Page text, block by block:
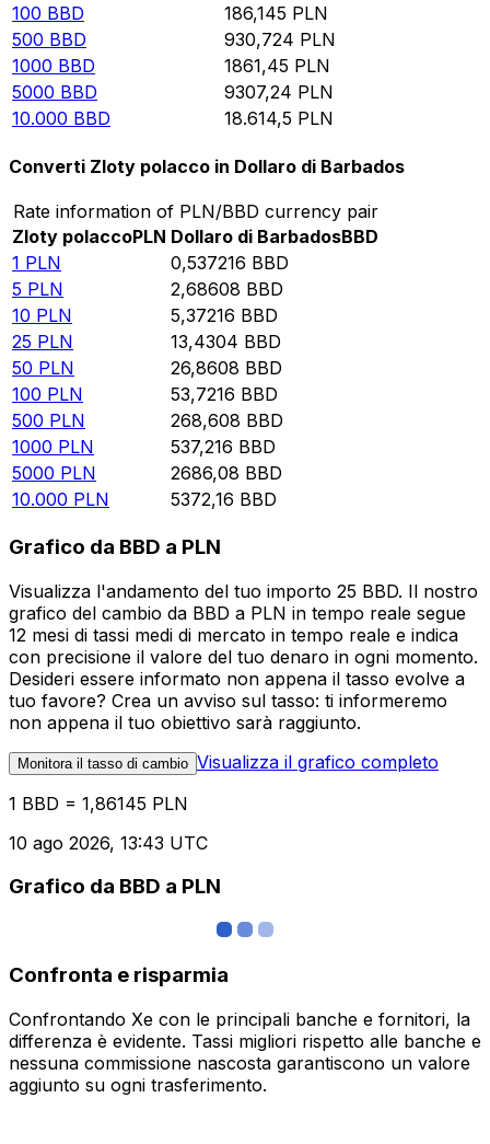
100 BBD 186,145 PLN
500 BBD 930,724 PLN
1000 BBD 1861,45 PLN
5000 BBD 9307,24 PLN
10.000 BBD 18.614,5 PLN
Converti Zloty polacco in Dollaro di Barbados
Rate information of PLN/BBD currency pair
Zloty polaccoPLN Dollaro di BarbadosBBD
1 PLN 0,537216 BBD
5 PLN 2,68608 BBD
10 PLN 5,37216 BBD
25 PLN 13,4304 BBD
50 PLN 26,8608 BBD
100 PLN 53,7216 BBD
500 PLN 268,608 BBD
1000 PLN 537,216 BBD
5000 PLN 2686,08 BBD
10.000 PLN 5372,16 BBD
Grafico da BBD a PLN
Visualizza l'andamento del tuo importo 25 BBD. Il nostro
grafico del cambio da BBD a PLN in tempo reale segue
12 mesi di tassi medi di mercato in tempo reale e indica
con precisione il valore del tuo denaro in ogni momento.
Desideri essere informato non appena il tasso evolve a
tuo favore? Crea un avviso sul tasso: ti informeremo
non appena il tuo obiettivo sarà raggiunto.
Monitora il tasso di cambio Visualizza il grafico completo
1 BBD = 1,86145 PLN
10 ago 2026, 13:43 UTC
Grafico da BBD a PLN
Confronta e risparmia
Confrontando Xe con le principali banche e fornitori, la
differenza è evidente. Tassi migliori rispetto alle banche e
nessuna commissione nascosta garantiscono un valore
aggiunto su ogni trasferimento.